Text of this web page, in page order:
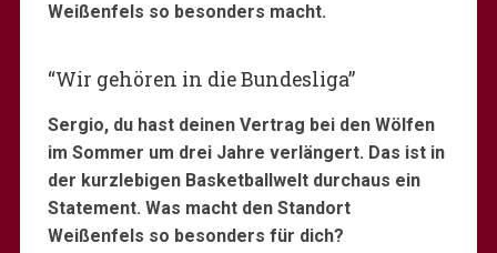
Weißenfels so besonders macht.
“Wir gehören in die Bundesliga”
Sergio, du hast deinen Vertrag bei den Wölfen
im Sommer um drei Jahre verlängert. Das ist in
der kurzlebigen Basketballwelt durchaus ein
Statement. Was macht den Standort
Weißenfels so besonders für dich?